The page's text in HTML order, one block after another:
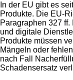
In der EU gibt es
Produkte. Die EU-
Paragraphen 327
und digitale
Produkte müssen
Mängeln oder
nach Fall
Schadensersatz